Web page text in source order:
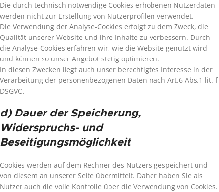
Die durch technisch notwendige Cookies erhobenen Nutzerdaten
werden nicht zur Erstellung von Nutzerprofilen verwendet.
Die Verwendung der Analyse-Cookies erfolgt zu dem Zweck, die
Qualität unserer Website und ihre Inhalte zu verbessern. Durch
die Analyse-Cookies erfahren wir, wie die Website genutzt wird
und können so unser Angebot stetig optimieren.
In diesen Zwecken liegt auch unser berechtigtes Interesse in der
Verarbeitung der personenbezogenen Daten nach Art.6 Abs.1 lit. f
DSGVO.
d) Dauer der Speicherung,
Widerspruchs- und
Beseitigungsmöglichkeit
Cookies werden auf dem Rechner des Nutzers gespeichert und
von diesem an unserer Seite übermittelt. Daher haben Sie als
Nutzer auch die volle Kontrolle über die Verwendung von Cookies.